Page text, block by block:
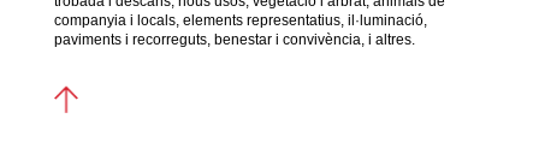
companyia i locals, elements representatius, il·luminació,
paviments i recorreguts, benestar i convivència, i altres.